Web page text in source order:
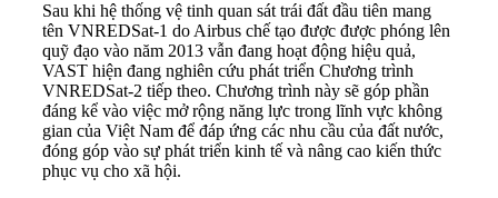
Sau khi hệ thống vệ tinh quan sát trái đất đầu tiên mang
tên VNREDSat-1 do Airbus chế tạo được được phóng lên
quỹ đạo vào năm 2013 vẫn đang hoạt động hiệu quả,
VAST hiện đang nghiên cứu phát triển Chương trình
VNREDSat-2 tiếp theo. Chương trình này sẽ góp phần
đáng kể vào việc mở rộng năng lực trong lĩnh vực không
gian của Việt Nam để đáp ứng các nhu cầu của đất nước,
đóng góp vào sự phát triển kinh tế và nâng cao kiến thức
phục vụ cho xã hội.